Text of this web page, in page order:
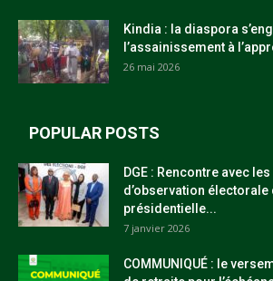
Kindia : la diaspora
l’assainissement à
26 mai 2026
POPULAR POSTS
DGE : Rencontre avec
d’observation électorale
présidentielle...
7 janvier 2026
COMMUNIQUÉ : le